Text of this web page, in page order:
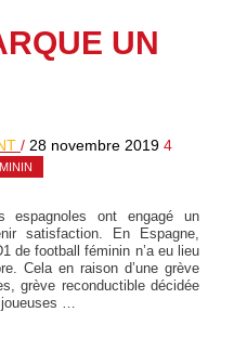
UN
/28 novembre 2019 4
espagnoles ont engagé un
satisfaction. En Espagne,
de football féminin n’a eu lieu
Cela en raison d’une grève
grève reconductible décidée
joueuses …